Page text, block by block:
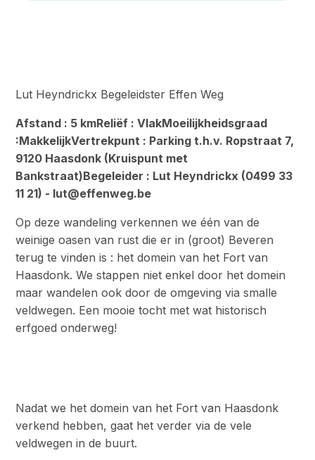
Lut Heyndrickx Begeleidster Effen Weg
Afstand : 5 kmReliëf : VlakMoeilijkheidsgraad
:MakkelijkVertrekpunt : Parking t.h.v. Ropstraat 7,
9120 Haasdonk (Kruispunt met
Bankstraat)Begeleider : Lut Heyndrickx (0499 33
11 21) - lut@effenweg.be
Op deze wandeling verkennen we één van de
weinige oasen van rust die er in (groot) Beveren
terug te vinden is : het domein van het Fort van
Haasdonk. We stappen niet enkel door het domein
maar wandelen ook door de omgeving via smalle
veldwegen. Een mooie tocht met wat historisch
erfgoed onderweg!
Nadat we het domein van het Fort van Haasdonk
verkend hebben, gaat het verder via de vele
veldwegen in de buurt.